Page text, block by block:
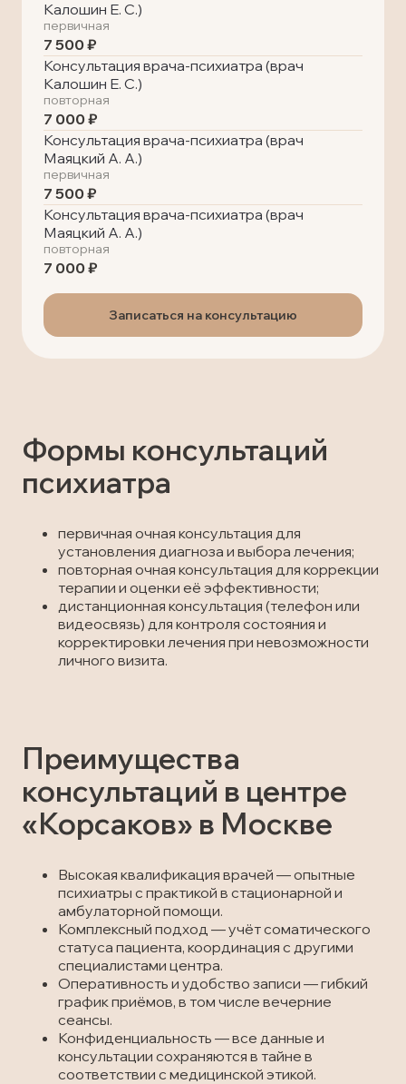
Калошин Е. С.)
первичная
7 500 ₽
Консультация врача-психиатра (врач
Калошин Е. С.)
повторная
7 000 ₽
Консультация врача-психиатра (врач
Маяцкий А. А.)
первичная
7 500 ₽
Консультация врача-психиатра (врач
Маяцкий А. А.)
повторная
7 000 ₽
Записаться на консультацию
Формы консультаций
психиатра
первичная очная консультация для
установления диагноза и выбора лечения;
повторная очная консультация для коррекции
терапии и оценки её эффективности;
дистанционная консультация (телефон или
видеосвязь) для контроля состояния и
корректировки лечения при невозможности
личного визита.
Преимущества
консультаций в центре
«Корсаков» в Москве
Высокая квалификация врачей — опытные
психиатры с практикой в стационарной и
амбулаторной помощи.
Комплексный подход — учёт соматического
статуса пациента, координация с другими
специалистами центра.
Оперативность и удобство записи — гибкий
график приёмов, в том числе вечерние
сеансы.
Конфиденциальность — все данные и
консультации сохраняются в тайне в
соответствии с медицинской этикой.